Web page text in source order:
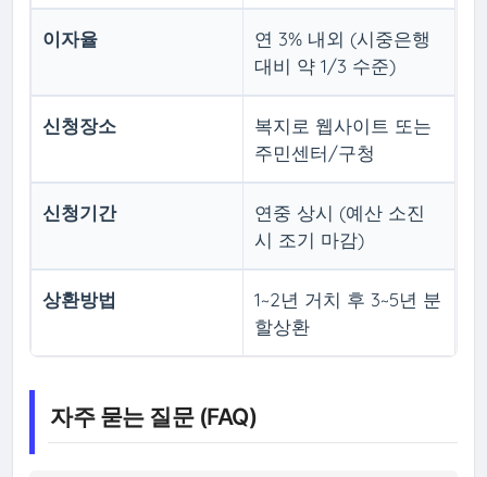
이자율
연 3% 내외 (시중은행
대비 약 1/3 수준)
신청장소
복지로 웹사이트 또는
주민센터/구청
신청기간
연중 상시 (예산 소진
시 조기 마감)
상환방법
1~2년 거치 후 3~5년 분
할상환
자주 묻는 질문 (FAQ)